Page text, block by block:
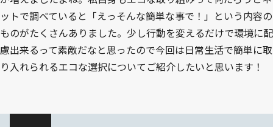
ットで調べていると「えっそんな簡単な事で！」という内容の
ものがたくさんありました。少し行動を変えるだけで環境に配
慮出来るって素敵だなと思ったので今回は日常生活で簡単に取
り入れられるエコな選択についてご紹介したいと思います！